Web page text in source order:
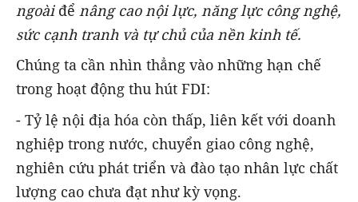
ngoàiđể nâng cao nội lực, năng lực công nghệ,
sức cạnh tranh và tự chủ của nền kinh tế.
Chúng ta cần nhìn thẳng vào những hạn chế
trong hoạt động thu hút FDI:
- Tỷ lệ nội địa hóa còn thấp, liên kết với doanh
nghiệp trong nước, chuyển giao công nghệ,
nghiên cứu phát triển và đào tạo nhân lực chất
lượng cao chưa đạt như kỳ vọng.